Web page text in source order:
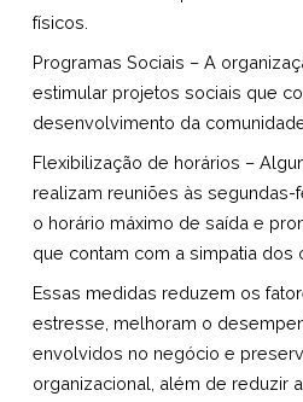
físicos.
Programas Sociais – A
estimular projetos sociais que
desenvolvimento da
Flexibilização de horários –
realizam reuniões às segundas-
o horário máximo de saída e
que contam com a simpatia dos
Essas medidas reduzem os
estresse, melhoram o
envolvidos no negócio e
organizacional, além de reduzir